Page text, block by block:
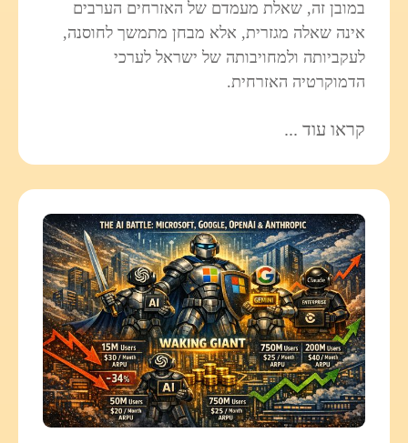
במובן זה, שאלת מעמדם של האזרחים הערבים
אינה שאלה מגזרית, אלא מבחן מתמשך לחוסנה,
לעקביותה ולמחויבותה של ישראל לערכי
הדמוקרטיה האזרחית.
קראו עוד ...